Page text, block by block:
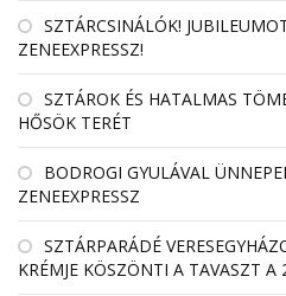
SZTÁRCSINÁLÓK!
ZENEEXPRESSZ!
SZTÁROK ÉS HATALMAS
HŐSÖK TERÉT
BODROGI GYULÁVAL
ZENEEXPRESSZ
SZTÁRPARÁDÉ
KRÉMJE KÖSZÖNTI A TAVASZT A